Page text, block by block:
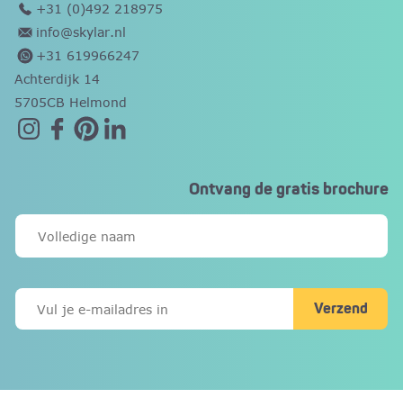
+31 (0)492 218975
info@skylar.nl
+31 619966247
Achterdijk 14
5705CB Helmond
Ontvang de gratis brochure
Verzend